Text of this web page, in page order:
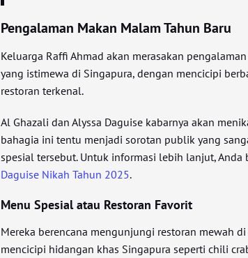
Pengalaman Makan Malam Tahun Baru
Keluarga Raffi Ahmad akan merasakan
yang istimewa di Singapura, dengan mencicipi
restoran terkenal.
Al Ghazali dan Alyssa Daguise kabarnya akan
bahagia ini tentu menjadi sorotan publik yang
spesial tersebut. Untuk informasi lebih lanjut,
Daguise Nikah Tahun 2025.
Menu Spesial atau Restoran Favorit
Mereka berencana mengunjungi restoran mewah di
mencicipi hidangan khas Singapura seperti chili